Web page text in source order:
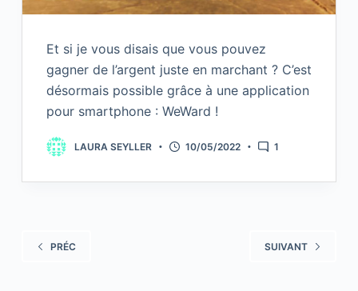
Et si je vous disais que vous pouvez
gagner de l’argent juste en marchant ? C’est
désormais possible grâce à une application
pour smartphone : WeWard !
LAURA SEYLLER 10/05/2022 1
PRÉC SUIVANT